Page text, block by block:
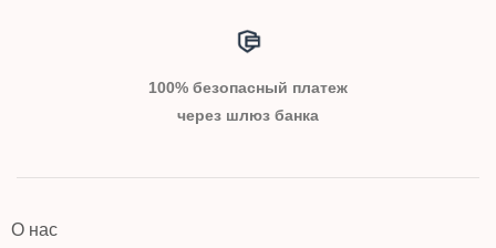
100% безопасный платеж
через шлюз банка
О нас